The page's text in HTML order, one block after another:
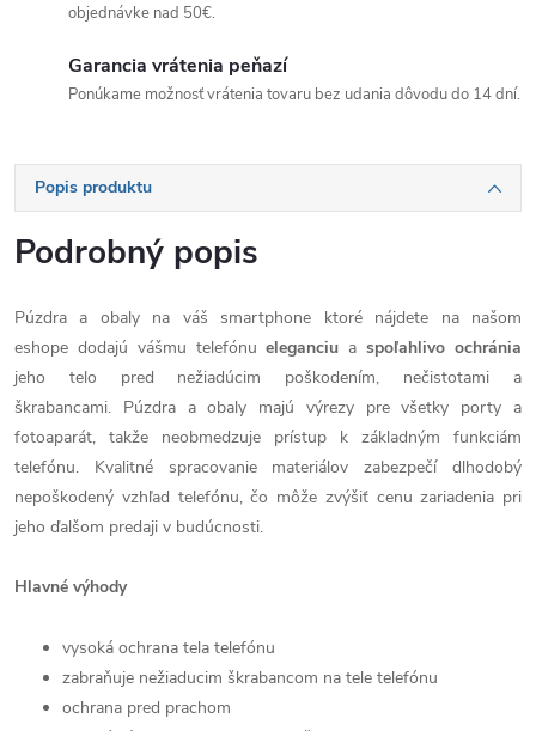
objednávke nad 50€.
Garancia vrátenia peňazí
Ponúkame možnosť vrátenia tovaru bez udania dôvodu do 14 dní.
Popis produktu
Podrobný popis
Púzdra a obaly na váš smartphone ktoré nájdete na našom
eshope dodajú vášmu telefónueleganciu aspoľahlivo ochránia
jeho telo pred nežiadúcim poškodením, nečistotami a
škrabancami. Púzdra a obaly majú výrezy pre všetky porty a
fotoaparát, takže neobmedzuje prístup k základným funkciám
telefónu. Kvalitné spracovanie materiálov zabezpečí dlhodobý
nepoškodený vzhľad telefónu, čo môže zvýšiť cenu zariadenia pri
jeho ďalšom predaji v budúcnosti.
Hlavné výhody
vysoká ochrana tela telefónu
zabraňuje nežiaducim škrabancom na tele telefónu
ochrana pred prachom